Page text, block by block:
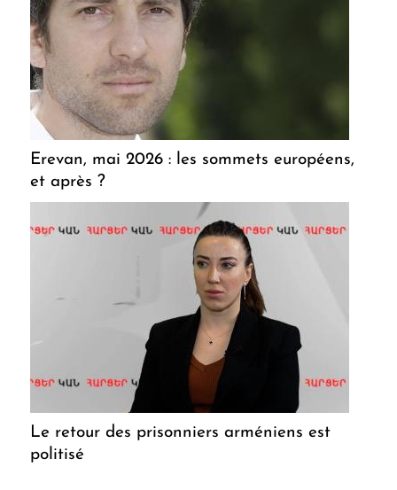
Erevan, mai 2026 : les sommets européens,
et après ?
Le retour des prisonniers arméniens est
politisé